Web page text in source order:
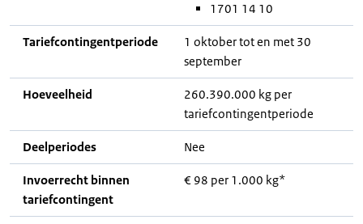
1701 14 10
Tariefcontingentperiode
1 oktober tot en met 30
september
Hoeveelheid
260.390.000 kg per
tariefcontingentperiode
Deelperiodes Nee
Invoerrecht binnen
tariefcontingent
€ 98 per 1.000 kg*